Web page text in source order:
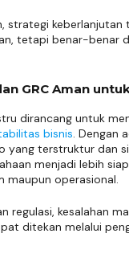
strategi keberlanjutan
tetapi benar-benar
GRC Aman
dirancang untuk
bisnis. Dengan
yang terstruktur dan
menjadi lebih
maupun operasional.
regulasi, kesalahan
ditekan melalui